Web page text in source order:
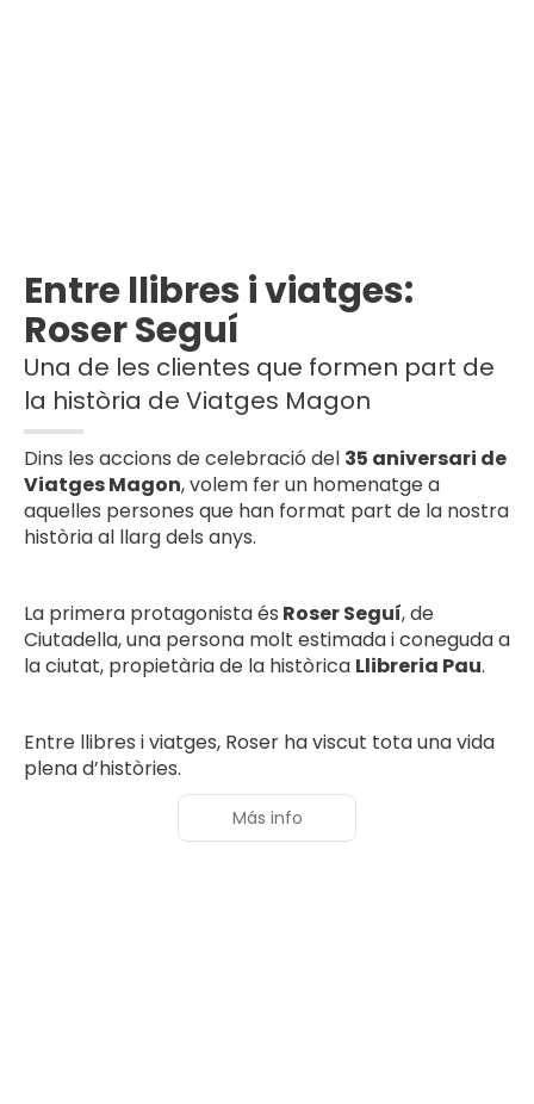
Entre llibres i viatges:
Roser Seguí
Una de les clientes que formen part de
la història de Viatges Magon
Dins les accions de celebració del 35 aniversari de
Viatges Magon, volem fer un homenatge a
aquelles persones que han format part de la nostra
història al llarg dels anys.
La primera protagonista és Roser Seguí, de
Ciutadella, una persona molt estimada i coneguda a
la ciutat, propietària de la històrica Llibreria Pau.
Entre llibres i viatges, Roser ha viscut tota una vida
plena d’històries.
Más info